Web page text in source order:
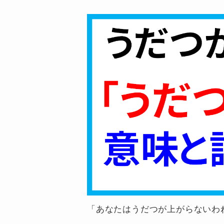
「あなたはうだつが上がらないわ